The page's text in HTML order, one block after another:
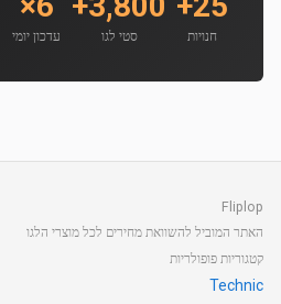
חנויות סטי לגו עדכון יומי
Fliplop
האתר המוביל להשוואת מחירים לכל מוצרי הלגו
קטגוריות פופולריות
Technic